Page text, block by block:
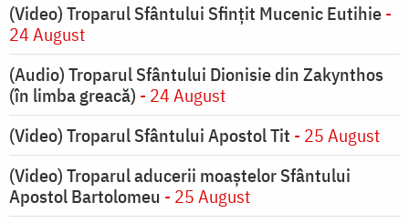
(Video) Troparul Sfântului Sfințit Mucenic Eutihie-
24 August
(Audio) Troparul Sfântului Dionisie din Zakynthos
(în limba greacă) - 24 August
(Video) Troparul Sfântului Apostol Tit - 25 August
(Video) Troparul aducerii moaștelor Sfântului
Apostol Bartolomeu - 25 August